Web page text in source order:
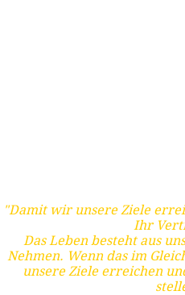
"Damit wir unsere Ziele
Ihr
Das Leben besteht aus
Nehmen. Wenn das im
unsere Ziele erreichen